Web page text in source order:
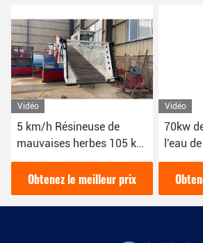
Vidéo
5 km/h Résineuse de
mauvaises herbes 105 kW
Bateau 10 cubic
Obtenez le meilleur prix
Vidéo
70kw
l'eau
pour
la
plantes